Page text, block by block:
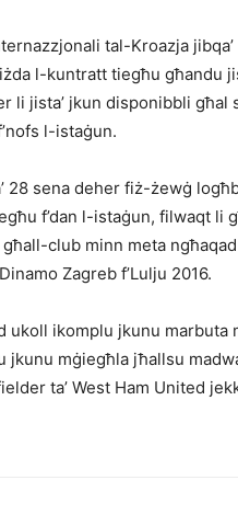
tal-Kroazja
l-kuntratt tiegħu għandu
li jista’ jkun disponibbli għal
l-istaġun.
28 sena deher fiż-żewġ
f’dan l-istaġun, filwaqt li
club minn meta
Zagreb f’Lulju 2016.
ukoll ikomplu jkunu marbuta
jkunu mġiegħla jħallsu
ta’ West Ham United